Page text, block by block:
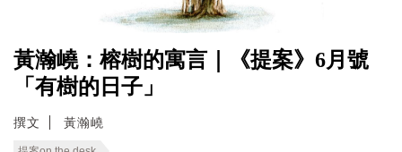
黃瀚嶢：榕樹的寓言｜《提案》6月號
「有樹的日子」
撰文 黃瀚嶢